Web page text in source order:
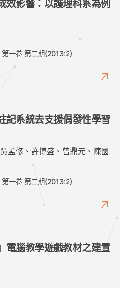
效影響：以護理科系為例
第一卷 第二期(2013:2)
記系統去支援偶發性學習
孟修、許博盛、曾鼎元、陳國
第一卷 第二期(2013:2)
電腦教學遊戲教材之建置